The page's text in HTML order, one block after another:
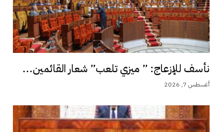
نأسف للإزعاج: ” ميزي تلعب” شعار القائمين...
أغسطس 7, 2026